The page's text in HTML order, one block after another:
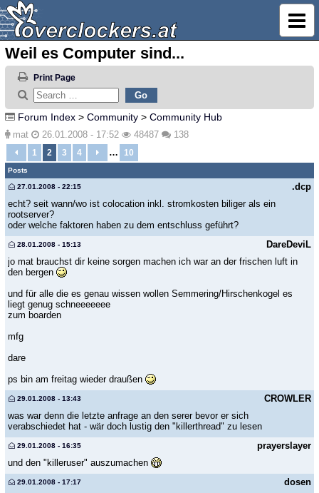
Weil es Computer sind...
Print Page
Forum Index > Community > Community Hub
mat 26.01.2008 - 17:52 48487 138
1 2 3 4 … 10
Posts
.dcp
27.01.2008 - 22:15
echt? seit wann/wo ist colocation inkl. stromkosten biliger als ein
rootserver?
oder welche faktoren haben zu dem entschluss geführt?
DareDeviL
28.01.2008 - 15:13
jo mat brauchst dir keine sorgen machen ich war an der frischen luft in
den bergen
und für alle die es genau wissen wollen Semmering/Hirschenkogel es
liegt genug schneeeeeee
zum boarden
mfg
dare
ps bin am freitag wieder draußen
CROWLER
29.01.2008 - 13:43
was war denn die letzte anfrage an den serer bevor er sich
verabschiedet hat - wär doch lustig den "killerthread" zu lesen
prayerslayer
29.01.2008 - 16:35
und den "killeruser" auszumachen
dosen
29.01.2008 - 17:17